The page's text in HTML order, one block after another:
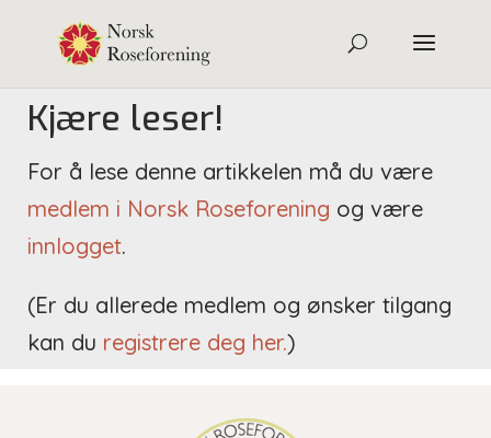
Kjære leser!
For å lese denne artikkelen må du være
medlem i Norsk Roseforening og være
innlogget.
(Er du allerede medlem og ønsker tilgang
kan du registrere deg her.)